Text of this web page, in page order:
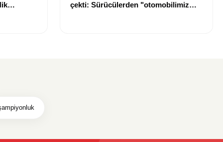
çekti: Sürücülerden "otomobilimiz